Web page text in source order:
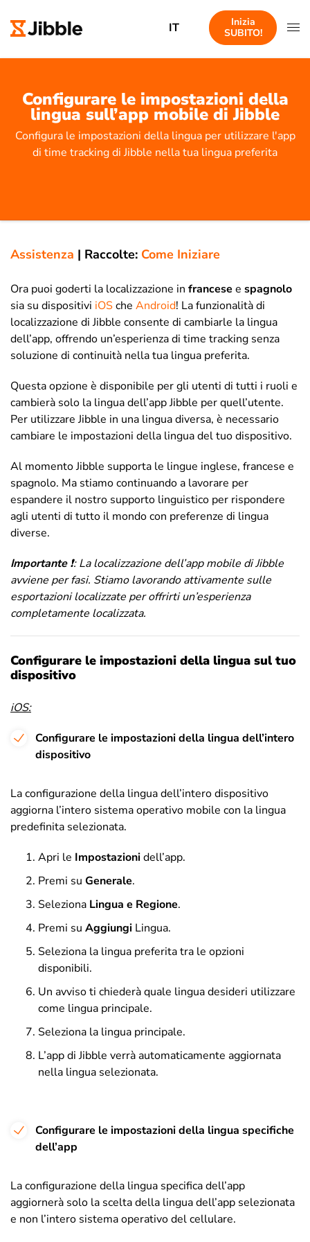
IT
Inizia
SUBITO!
Configurare le impostazioni della
lingua sull’app mobile di Jibble
Configura le impostazioni della lingua per utilizzare l'app
di time tracking di Jibble nella tua lingua preferita
Assistenza | Raccolte: Come Iniziare
Ora puoi goderti la localizzazione in francese e spagnolo
sia su dispositivi iOSche Android! La funzionalità di
localizzazione di Jibble consente di cambiarle la lingua
dell’app, offrendo un’esperienza di time tracking senza
soluzione di continuità nella tua lingua preferita.
Questa opzione è disponibile per gli utenti di tutti i ruoli e
cambierà solo la lingua dell’app Jibble per quell’utente.
Per utilizzare Jibble in una lingua diversa, è necessario
cambiare le impostazioni della lingua del tuo dispositivo.
Al momento Jibble supporta le lingue inglese, francese e
spagnolo. Ma stiamo continuando a lavorare per
espandere il nostro supporto linguistico per rispondere
agli utenti di tutto il mondo con preferenze di lingua
diverse.
Importante❗: La localizzazione dell’app mobile di Jibble
avviene per fasi. Stiamo lavorando attivamente sulle
esportazioni localizzate per offrirti un’esperienza
completamente localizzata.
Configurare le impostazioni della lingua sul tuo
dispositivo
iOS:
Configurare le impostazioni della lingua dell’intero
dispositivo
La configurazione della lingua dell’intero dispositivo
aggiorna l’intero sistema operativo mobile con la lingua
predefinita selezionata.
Apri le Impostazionidell’app.
Premi su Generale.
Seleziona Lingua e Regione.
Premi su Aggiungi Lingua.
Seleziona la lingua preferita tra le opzioni
disponibili.
Un avviso ti chiederà quale lingua desideri utilizzare
come lingua principale.
Seleziona la lingua principale.
L’app di Jibble verrà automaticamente aggiornata
nella lingua selezionata.
Configurare le impostazioni della lingua specifiche
dell’app
La configurazione della lingua specifica dell’app
aggiornerà solo la scelta della lingua dell’app selezionata
e non l’intero sistema operativo del cellulare.